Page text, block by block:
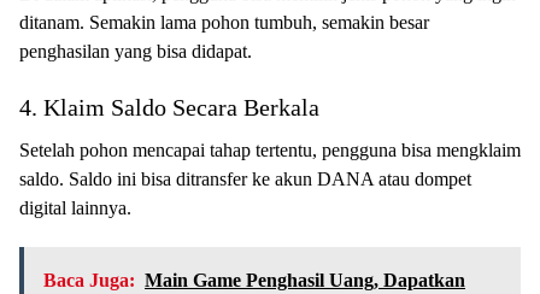
ditanam. Semakin lama pohon tumbuh, semakin besar
penghasilan yang bisa didapat.
4. Klaim Saldo Secara Berkala
Setelah pohon mencapai tahap tertentu, pengguna bisa mengklaim
saldo. Saldo ini bisa ditransfer ke akun DANA atau dompet
digital lainnya.
Baca Juga: Main Game Penghasil Uang, Dapatkan